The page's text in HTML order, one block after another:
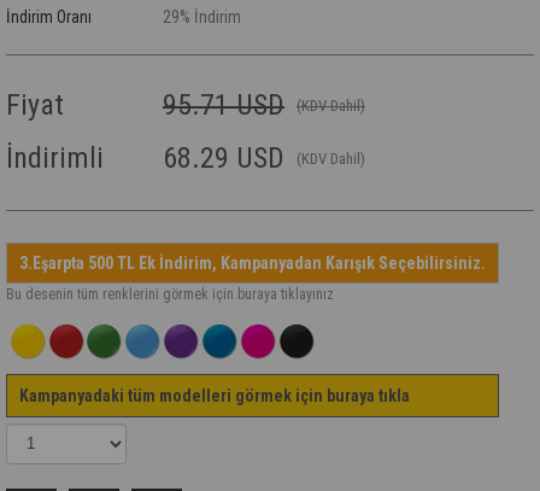
İndirim Oranı
%
29 İndirim
Fiyat 95.71 USD (KDV Dahil)
İndirimli 68.29 USD (KDV Dahil)
3.Eşarpta 500 TL Ek İndirim, Kampanyadan Karışık Seçebilirsiniz.
Bu desenin tüm renklerini görmek için buraya tıklayınız
Kampanyadaki tüm modelleri görmek için buraya tıkla